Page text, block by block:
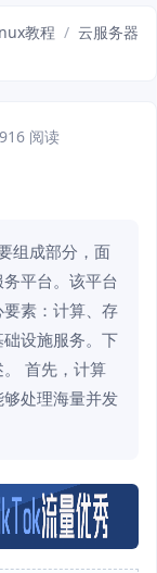
教程 / 云服务器
916 阅读
组成部分，面
平台。该平台
素：计算、存
设施服务。下
首先，计算
处理海量并发